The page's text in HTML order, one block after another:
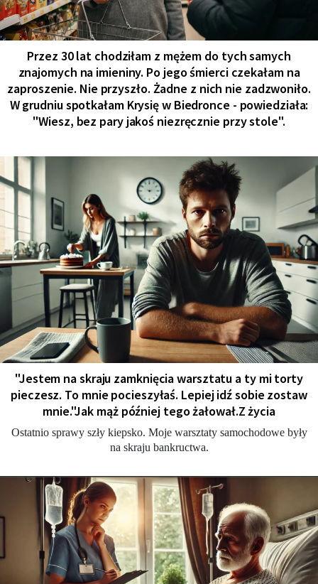
Przez 30 lat chodziłam z mężem do tych samych
znajomych na imieniny. Po jego śmierci czekałam na
zaproszenie. Nie przyszło. Żadne z nich nie zadzwoniło.
W grudniu spotkałam Krysię w Biedronce - powiedziała:
"Wiesz, bez pary jakoś niezręcznie przy stole".
"Jestem na skraju zamknięcia warsztatu a ty mi torty
pieczesz. To mnie pocieszyłaś. Lepiej idź sobie zostaw
mnie."Jak mąż później tego żałował.Z życia
Ostatnio sprawy szły kiepsko. Moje warsztaty samochodowe były
na skraju bankructwa.